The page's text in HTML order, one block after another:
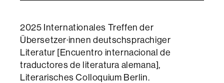
2025 Internationales Treffen der
Übersetzer·innen deutschsprachiger
Literatur [Encuentro internacional de
traductores de literatura alemana],
Literarisches Colloquium Berlin.